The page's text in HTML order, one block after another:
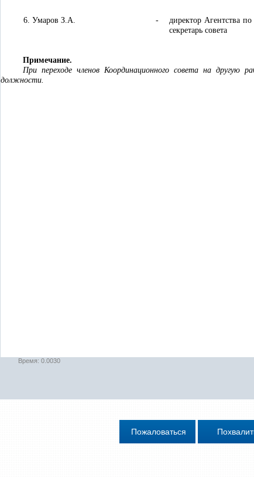
6. Умаров З.А. -
директор Агентства
секретарь совета
Примечание.
При переходе членов Координационного совета на другую
должности.
Время: 0.0030